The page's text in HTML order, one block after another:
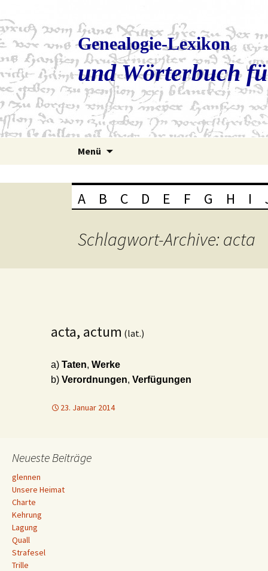
Genealogie-Lexikon
und Wörterbuch
Menü
A B C D E F G H I
Schlagwort-Archive: acta
acta, actum (lat.)
a) Taten, Werke
b) Verordnungen, Verfügungen
23. Januar 2014
Neueste Beiträge
glennen
Unsere Heimat
Charte
Kehrung
Lagung
Quall
Strafesel
Trille